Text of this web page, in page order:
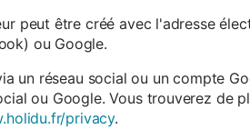
peut être créé avec l'adresse
ou Google.
un réseau social ou un compte
ou Google. Vous trouverez de
privacy.